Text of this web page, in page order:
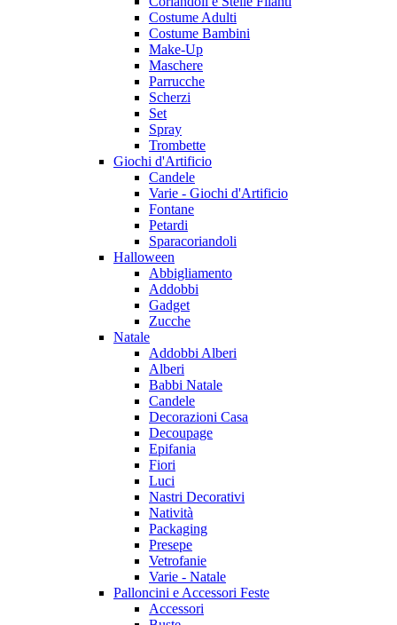
Costume Adulti
Costume Bambini
Make-Up
Maschere
Parrucche
Scherzi
Set
Spray
Trombette
Giochi d'Artificio
Candele
Varie - Giochi d'Artificio
Fontane
Petardi
Sparacoriandoli
Halloween
Abbigliamento
Addobbi
Gadget
Zucche
Natale
Addobbi Alberi
Alberi
Babbi Natale
Candele
Decorazioni Casa
Decoupage
Epifania
Fiori
Luci
Nastri Decorativi
Natività
Packaging
Presepe
Vetrofanie
Varie - Natale
Palloncini e Accessori Feste
Accessori